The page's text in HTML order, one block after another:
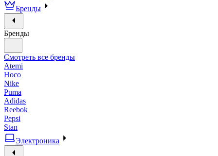
Бренды
Бренды
Смотреть все бренды
Atemi
Hoco
Nike
Puma
Adidas
Reebok
Pepsi
Stan
Электроника